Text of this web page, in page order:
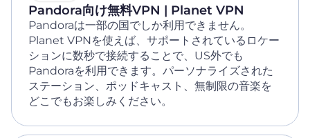
Pandora向け無料VPN | Planet VPN
Pandoraは一部の国でしか利用できません。
Planet VPNを使えば、サポートされているロケー
ションに数秒で接続することで、US外でも
Pandoraを利用できます。パーソナライズされた
ステーション、ポッドキャスト、無制限の音楽を
どこでもお楽しみください。